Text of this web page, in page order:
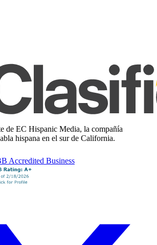
de EC Hispanic Media, la compañía
hispana en el sur de California.
Accredited Business